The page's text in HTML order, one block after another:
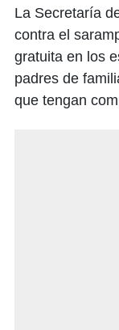
La Secretaría
contra el
gratuita en los
padres de
que tengan